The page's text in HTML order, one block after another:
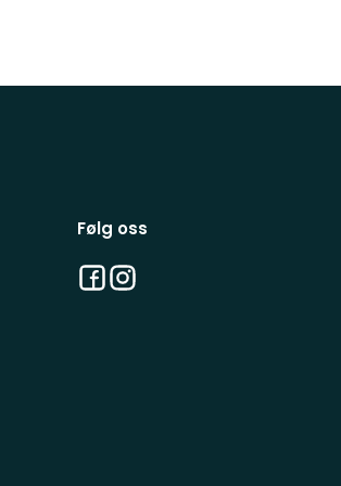
Følg oss
Facebook
Instagram